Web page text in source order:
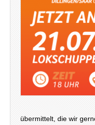
übermittelt, die wir